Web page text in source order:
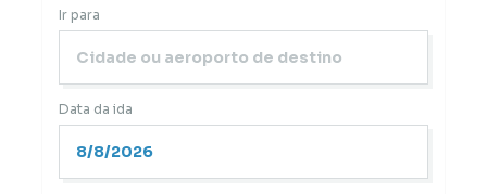
Ir para
Data da ida